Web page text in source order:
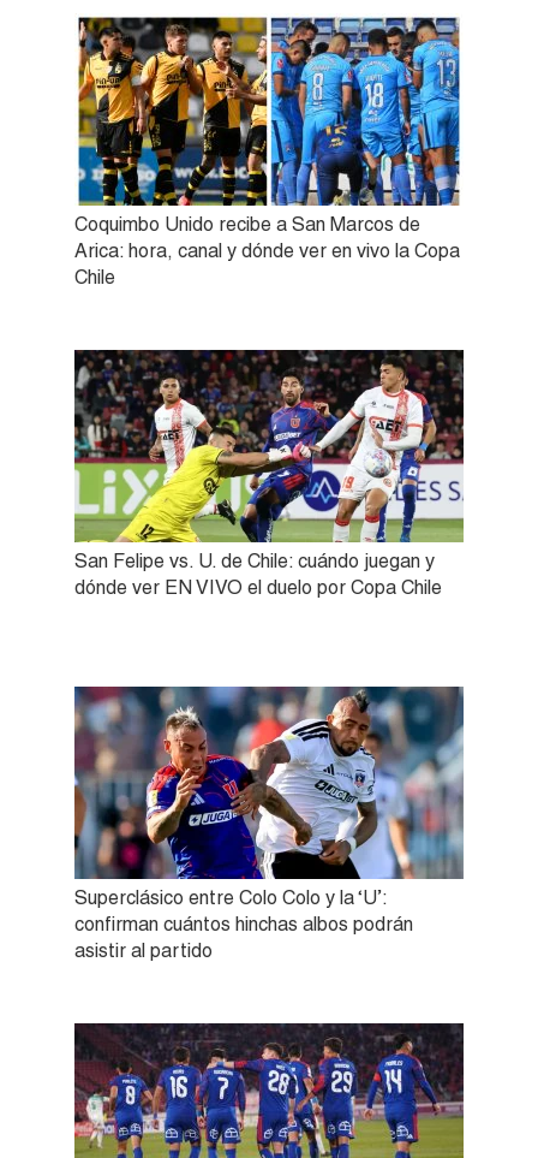
Coquimbo Unido recibe a San Marcos de
Arica: hora, canal y dónde ver en vivo la Copa
Chile
San Felipe vs. U. de Chile: cuándo juegan y
dónde ver EN VIVO el duelo por Copa Chile
Superclásico entre Colo Colo y la ‘U’:
confirman cuántos hinchas albos podrán
asistir al partido